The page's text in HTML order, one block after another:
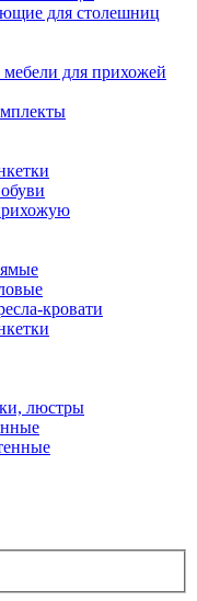
для столешниц
для прихожей
кровати
люстры